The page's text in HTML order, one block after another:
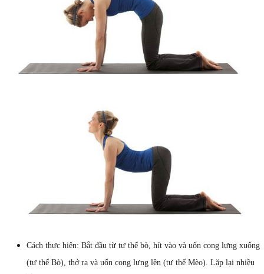
Cách thực hiện: Bắt đầu từ tư thế bò, hít vào và uốn cong lưng xuống
(tư thế Bò), thở ra và uốn cong lưng lên (tư thế Mèo). Lặp lại nhiều